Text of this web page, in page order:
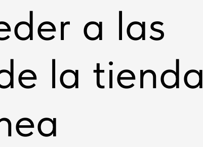
a las
la tienda